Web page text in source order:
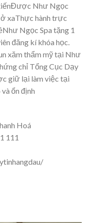
Như Ngọc
xaThực hành trực
Ngọc Spa tặng 1
đăng kí khóa học.
xăm thẩm mỹ tại Như
chỉ Tổng Cục Dạy
giữ lại làm việc tại
ổn định
Hoá
111